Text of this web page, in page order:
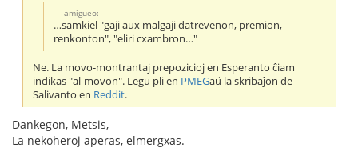
amigueo:
…samkiel "gaji aux malgaji datrevenon, premion,
renkonton", "eliri cxambron…"
Ne. La movo-montrantaj prepozicioj en Esperanto ĉiam
indikas "al-movon". Legu pli en PMEGaŭ la skribaĵon de
Salivanto en Reddit.
Dankegon, Metsis,
La nekoheroj aperas, elmergxas.